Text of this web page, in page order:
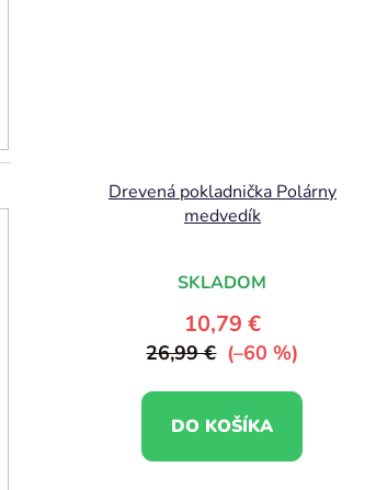
Drevená pokladnička Polárny
medvedík
SKLADOM
10,79 €
26,99 € (–60 %)
DO KOŠÍKA